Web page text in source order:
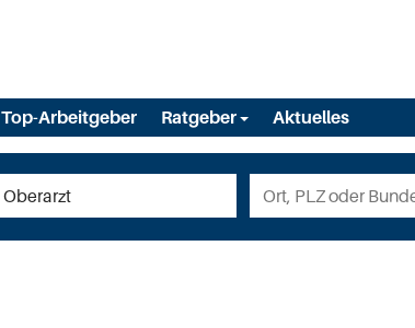
Top-Arbeitgeber Ratgeber Aktuelles